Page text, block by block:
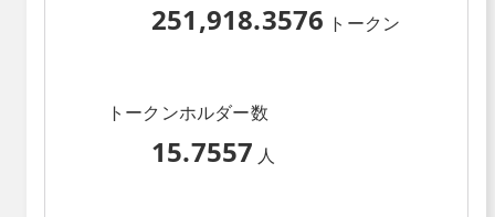
251,918.3576 トークン
トークンホルダー数
15.7557 人